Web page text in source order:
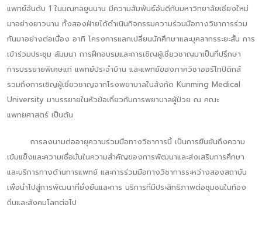
แพทย์อันดับ 1 ในมณฑลยูนนาน มีความสัมพันธ์อันดีกับมหาวิทยาลัยเชียงใหม่
มาอย่างยาวนาน ทั้งสองฝ่ายได้ดำเนินกิจกรรมความร่วมมือทางวิชาการร่วม
กันมาอย่างต่อเนื่อง อาทิ โครงการแลกเปลี่ยนนักศึกษาและบุคลากรระยะสั้น การ
เข้าร่วมประชุม สัมมนา การฝึกอบรมและการเชิญผู้เชี่ยวชาญมาเป็นที่ปรึกษา
การบรรยายพิเศษแก่ แพทย์ประจำบ้าน และแพทย์ของภาควิชาออร์โทปิดิกส์
รวมถึงการเชิญผู้เชี่ยวชาญจากโรงพยาบาลในสังกัด Kunming Medical
University มาบรรยายในหัวข้อเกี่ยวกับการพยาบาลผู้ป่วย ณ คณะ
แพทยศาสตร์ เป็นต้น
การลงนามต่ออายุความร่วมมือทางวิชาการนี้ เป็นการยืนยันถึงความ
เข้มแข็งและความเชื่อมั่นในความสำคัญของการพัฒนาและส่งเสริมการศึกษา
และบริการทางด้านการแพทย์ และการร่วมมือทางวิชาการระหว่างสองสถาบัน
เพื่อนำไปสู่การพัฒนาที่ยั่งยืนและการ บริการที่มีประสิทธิภาพต่อชุมชนในท้อง
ถิ่นและสังคมโลกต่อไป